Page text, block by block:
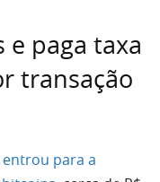
e paga taxa
transação
entrou para a